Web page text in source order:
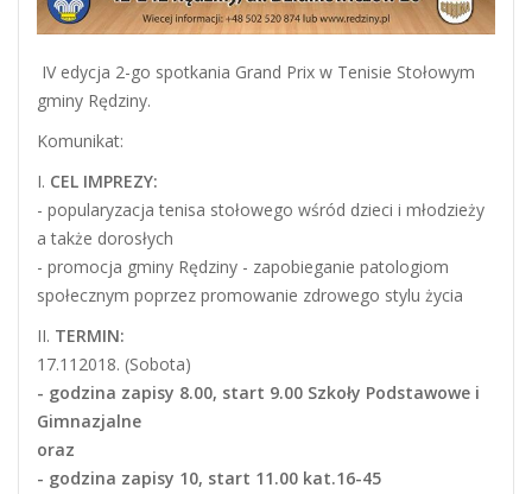
IV edycja 2-go spotkania Grand Prix w Tenisie Stołowym
gminy Rędziny.
Komunikat:
I. CEL IMPREZY:
- popularyzacja tenisa stołowego wśród dzieci i młodzieży
a także dorosłych
- promocja gminy Rędziny - zapobieganie patologiom
społecznym poprzez promowanie zdrowego stylu życia
II. TERMIN:
17.112018. (Sobota)
- godzina zapisy 8.00, start 9.00 Szkoły Podstawowe i
Gimnazjalne
oraz
- godzina zapisy 10, start 11.00 kat.16-45